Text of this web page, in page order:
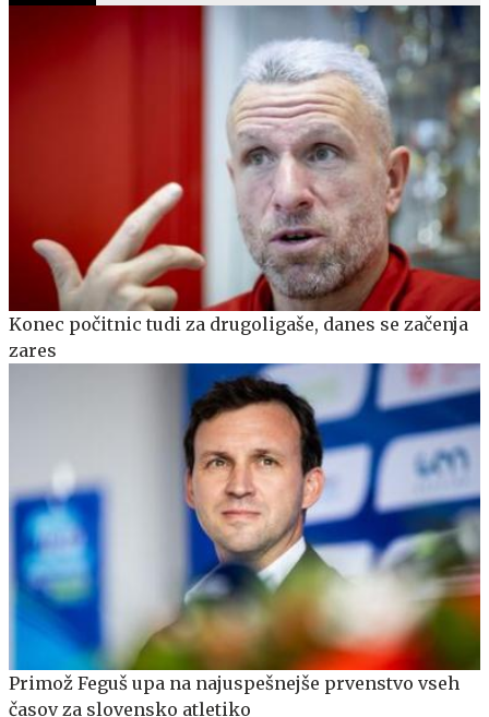
Konec počitnic tudi za drugoligaše, danes se začenja
zares
Primož Feguš upa na najuspešnejše prvenstvo vseh
časov za slovensko atletiko